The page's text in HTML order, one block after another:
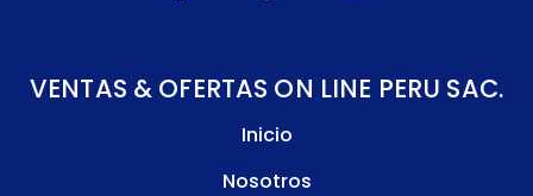
VENTAS & OFERTAS ON LINE PERU SAC.
Inicio
Nosotros